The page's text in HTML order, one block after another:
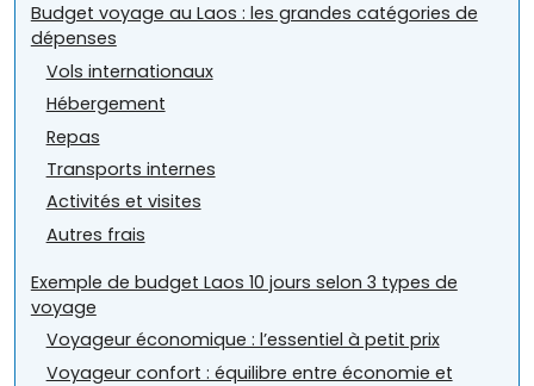
Budget voyage au Laos : les grandes catégories de
dépenses
Vols internationaux
Hébergement
Repas
Transports internes
Activités et visites
Autres frais
Exemple de budget Laos 10 jours selon 3 types de
voyage
Voyageur économique : l’essentiel à petit prix
Voyageur confort : équilibre entre économie et